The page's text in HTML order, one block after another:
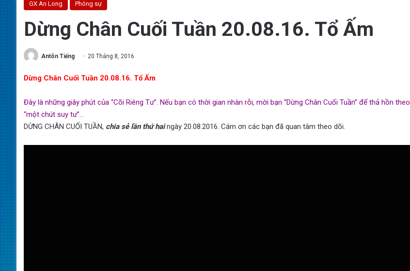
GX An Long Phóng sự
Dừng Chân Cuối Tuần 20.08.16. Tổ Ấm
Antôn Tiếng 20 Tháng 8, 2016
Dừng Chân Cuối Tuần 20.08.16. Tổ Ấm
Đây là những giây phút của “Cõi Riêng Tư”. Nếu bạn có thời gian nhàn rỗi, mời bạn “Dừng Chân Cuối Tuần” để thả hồn theo
“một chút suy tư”…
DỪNG CHÂN CUỐI TUẦN, chia sẻ lần thứ haingày 20.08.2016. Cám ơn các bạn đã quan tâm theo dõi.